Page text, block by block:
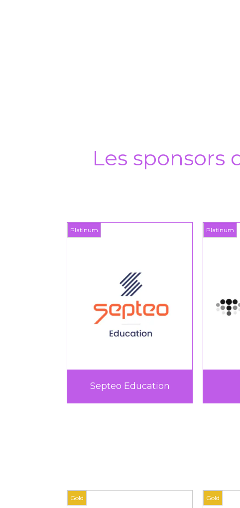
Les sponsors
Platinum
Septeo Education
Platinum
Gold Gold